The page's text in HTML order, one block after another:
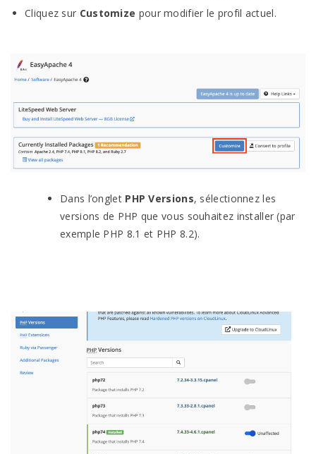
Cliquez sur Customize pour modifier le profil actuel.
Dans l’onglet PHP Versions, sélectionnez les
versions de PHP que vous souhaitez installer (par
exemple PHP 8.1 et PHP 8.2).